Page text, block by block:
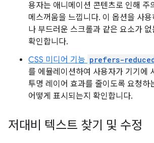
용자는 애니메이션 콘텐츠로 인해 주
메스꺼움을 느낍니다. 이 옵션을 사용
나 부드러운 스크롤과 같은 요소가
확인합니다.
CSS 미디어 기능 prefers-
를 에뮬레이션하여 사용자가 기기에
투명 레이어 효과를 줄이도록 요청하
어떻게 표시되는지 확인합니다.
저대비 텍스트 찾기 및 수정